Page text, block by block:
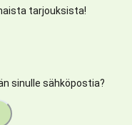
tarjouksista!
sinulle sähköpostia?